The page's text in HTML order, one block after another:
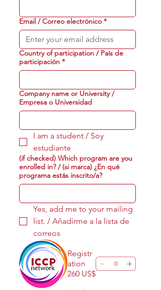
Email / Correo electrónico *
Country of participation / País de
participación *
Company name or University /
Empresa o Universidad
I am a student / Soy
estudiante
(if checked) Which program are you
enrolled in? / (si marca) ¿En qué
programa estás inscrito/a?
Yes, add me to your mailing
list. / Añadirme a la lista de
correos
Registr
ation
260 US$